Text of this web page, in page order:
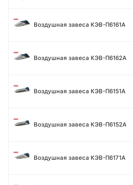
Воздушная завеса КЭВ-П6161А
Воздушная завеса КЭВ-П6162А
Воздушная завеса КЭВ-П6151А
Воздушная завеса КЭВ-П6152А
Воздушная завеса КЭВ-П6171А